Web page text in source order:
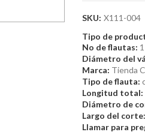
SKU: X111-004
Tipo de
No de flautas: 1
Diámetro del
Marca: Tienda
Tipo de flauta:
Longitud total:
Diámetro de
Largo del corte:
Llamar para